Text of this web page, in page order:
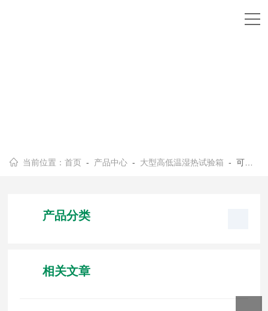
当前位置：首页 - 产品中心 - 大型高低温湿热试验箱 - 可编程高低温试验箱
产品分类
相关文章